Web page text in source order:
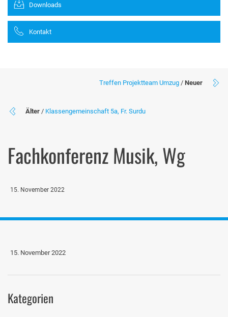
Downloads
Kontakt
Treffen Projektteam Umzug / Neuer
Älter / Klassengemeinschaft 5a, Fr. Surdu
Fachkonferenz Musik, Wg
15. November 2022
15. November 2022
Kategorien